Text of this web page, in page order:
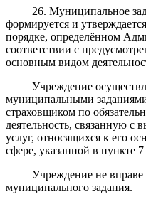
26. Муниципальное
формируется и
порядке, определённом
соответствии с
основным видом
Учреждение
муниципальными
страховщиком по
деятельность, связанную с
услуг, относящихся к его
сфере, указанной в пункте
Учреждение не вправе
муниципального задания.